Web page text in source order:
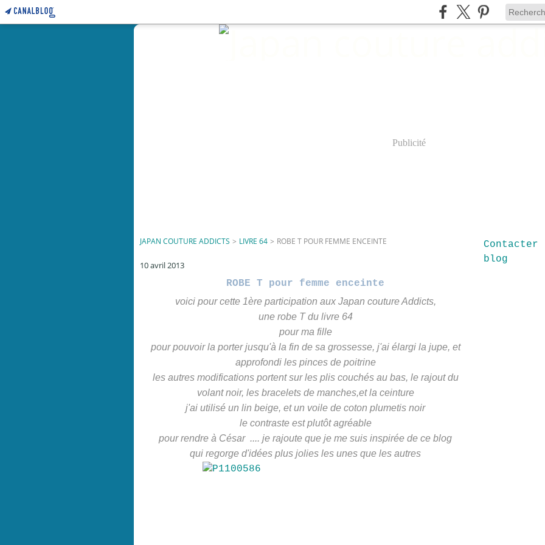
Publicité
JAPAN COUTURE ADDICTS > LIVRE 64 > ROBE T POUR FEMME ENCEINTE
10 avril 2013
ROBE T pour femme enceinte
voici pour cette 1ère participation aux Japan couture Addicts,
une robe T du livre 64
pour ma fille
pour pouvoir la porter jusqu'à la fin de sa grossesse, j'ai élargi la jupe, et
approfondi les pinces de poitrine
les autres modifications portent sur les plis couchés au bas, le rajout du
volant noir, les bracelets de manches,et la ceinture
j'ai utilisé un lin beige, et un voile de coton plumetis noir
le contraste est plutôt agréable
pour rendre à César .... je rajoute que je me suis inspirée de ce blog
qui regorge d'idées plus jolies les unes que les autres
blog